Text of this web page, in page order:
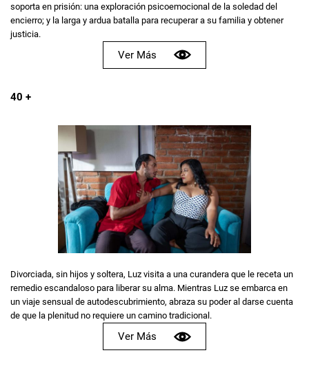
soporta en prisión: una exploración psicoemocional de la soledad del
encierro; y la larga y ardua batalla para recuperar a su familia y obtener
justicia.
Ver Más
40 +
Divorciada, sin hijos y soltera, Luz visita a una curandera que le receta un
remedio escandaloso para liberar su alma. Mientras Luz se embarca en
un viaje sensual de autodescubrimiento, abraza su poder al darse cuenta
de que la plenitud no requiere un camino tradicional.
Ver Más